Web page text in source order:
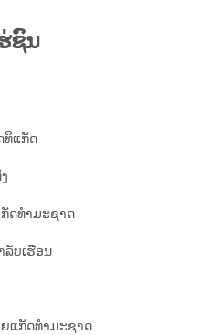
ຊົນ
ທິແກັດ
ດທຳມະຊາດ
ລັບເຮືອນ
ຍແກັດທຳມະຊາດ